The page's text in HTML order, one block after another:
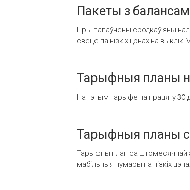
Пакеты з
Пры папаўненні сродкаў яны
свеце па нізкіх цэнах на выклікі
Тарыфныя планы
На гэтым тарыфе на працягу 30
Тарыфныя планы
Тарыфны план са штомесячнай
мабільныя нумары па нізкіх